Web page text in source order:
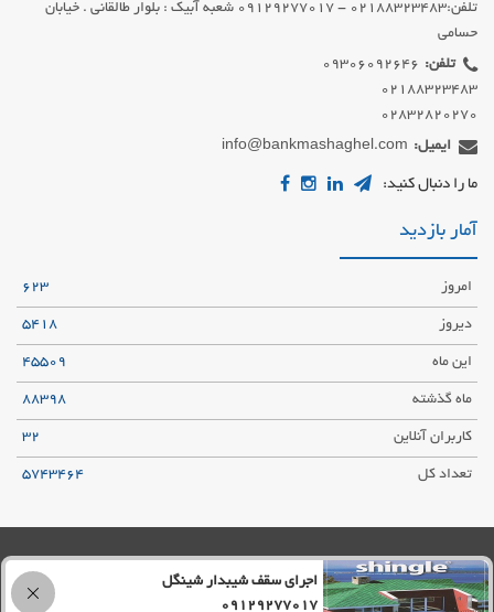
تلفن:02188323483 - 09129277017 شعبه آبیک : بلوار طالقانی . خیابان
حسامی
تلفن:
02832820270
ایمیل: info@bankmashaghel.com
ما را دنبال کنید:
آمار بازدید
امروز 623
دیروز 5418
این ماه 45509
ماه گذشته 88398
کاربران آنلاین 32
تعداد کل 5743464
حریم شخصی کاربران قوانین و مقررات نقشه سایت خبرخوان
© تمام حقوق برای محفوظ است
اجرای سقف شیبدار شینگل
09129277017